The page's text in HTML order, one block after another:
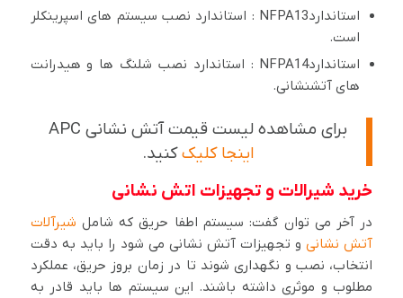
استانداردNFPA13 : استاندارد نصب سیستم های اسپرینکلر
است.
استانداردNFPA14 : استاندارد نصب شلنگ ها و هیدرانت
های آتشنشانی.
برای مشاهده لیست قیمت آتش نشانی APC
اینجا کلیککنید.
خرید شیرالات و تجهیزات اتش نشانی
در آخر می توان گفت: سیستم اطفا حریق که شامل شیرآلات
آتش نشانیو تجهیزات آتش نشانی می شود را باید به دقت
انتخاب، نصب و نگهداری شوند تا در زمان بروز حریق، عملکرد
مطلوب و موثری داشته باشند. این سیستم ها باید قادر به